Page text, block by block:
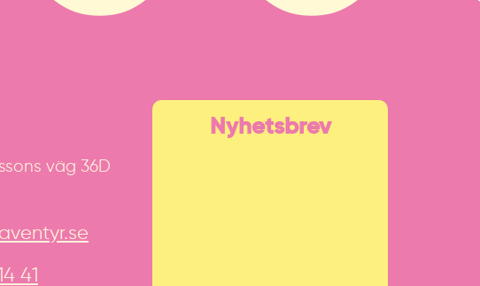
väg 36D
41
Nyhetsbrev